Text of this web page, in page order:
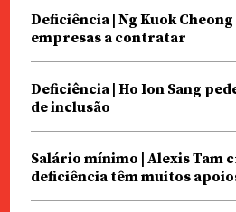
Deficiência | Ng Kuok
empresas a contratar
Deficiência | Ho Ion Sang
de inclusão
Salário mínimo | Alexis Tam
deficiência têm muitos